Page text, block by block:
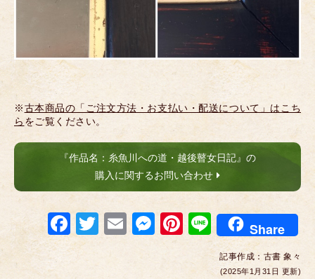
※古本商品の「ご注文方法・お支払い・配送について」はこち
ら をご覧ください。
『作品名：糸魚川への道・越後瞽女日記』の
購入に関するお問い合わせ
F
a
c
T
wi
E M
e
Pi
nt
er
Li
n
e
Share
記事作成： 古書 象々
(2025年1月31日 更新)